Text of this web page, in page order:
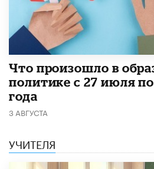
​Что произошло в
политике с 27 июля по
года
3 АВГУСТА
УЧИТЕЛЯ